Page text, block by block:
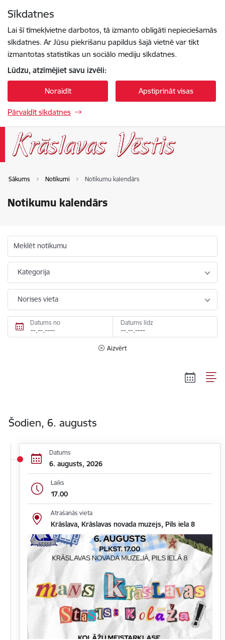
Sīkdatnes
Lai šī tīmekļvietne darbotos, tā izmanto obligāti nepieciešamās
sīkdatnes. Ar Jūsu piekrišanu papildus šajā vietnē var tikt
izmantotas statistikas un sociālo mediju sīkdatnes.
Lūdzu, atzīmējiet savu izvēli:
Noraidīt Apstiprināt visas
Pārvaldīt sīkdatnes
Sākums Notikumi Notikumu kalendārs
Notikumu kalendārs
Meklēt notikumu
Kategorija
Norises vieta
Datums no Datums līdz
Aizvērt
Šodien, 6. augusts
Datums
6. augusts, 2026
Laiks
17.00
Atrašanās vieta
Krāslava, Krāslavas novada muzejs, Pils iela 8